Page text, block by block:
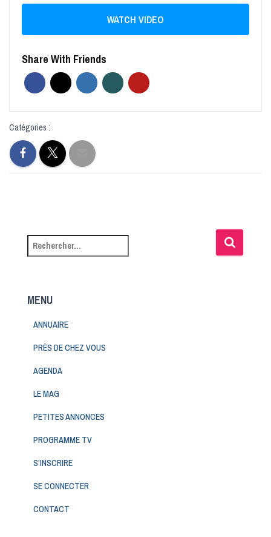
WATCH VIDEO
Share With Friends
Catégories :
MENU
ANNUAIRE
PRÈS DE CHEZ VOUS
AGENDA
LE MAG
PETITES ANNONCES
PROGRAMME TV
S’INSCRIRE
SE CONNECTER
CONTACT